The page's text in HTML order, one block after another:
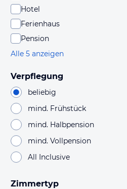
Hotel
Ferienhaus
Pension
Alle 5 anzeigen
Verpflegung
beliebig
mind. Frühstück
mind. Halbpension
mind. Vollpension
All Inclusive
Zimmertyp